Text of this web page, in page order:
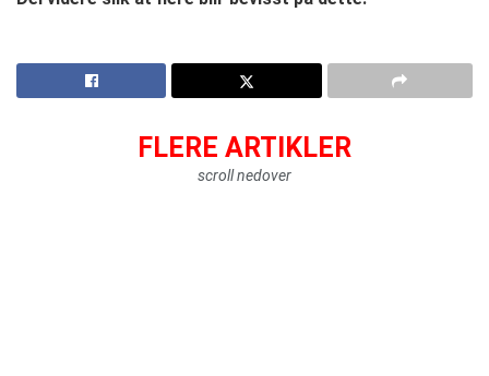
FLERE ARTIKLER
scroll nedover